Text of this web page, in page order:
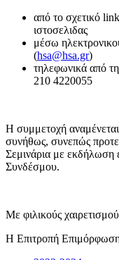
από το σχετικό
ιστοσελιδας
μέσω
(hsa@hsa.gr)
τηλεφωνικά από
210 4220055
Η συμμετοχή αναμένεται
συνήθως, συνεπώς
Σεμινάρια με εκδήλωση
Συνδέσμου.
Με φιλικούς
Η Επιτροπή